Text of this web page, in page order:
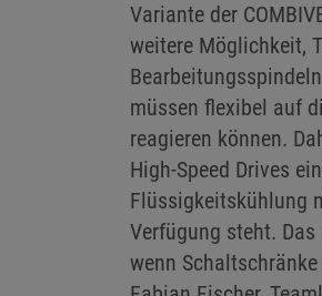
Variante der
weitere Möglichkeit,
müssen flexibel auf
reagieren können.
High-Speed Drives
Flüssigkeitskühlung
Verfügung steht.
wenn